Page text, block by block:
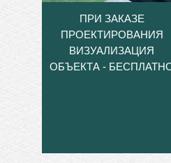
ПРИ ЗАКАЗЕ
ПРОЕКТИРОВАНИЯ
ВИЗУАЛИЗАЦИЯ
ОБЪЕКТА -